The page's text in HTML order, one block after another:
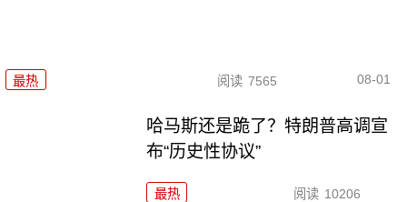
最热 阅读 7565 08-01
哈马斯还是跪了？特朗普高调宣
布“历史性协议”
最热 阅读 10206